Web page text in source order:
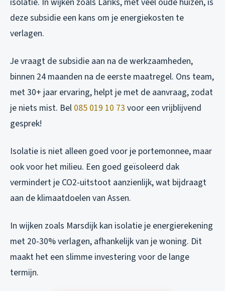
deze subsidie een kans om je energiekosten te
verlagen.
Je vraagt de subsidie aan na de werkzaamheden,
binnen 24 maanden na de eerste maatregel. Ons team,
met 30+ jaar ervaring, helpt je met de aanvraag, zodat
je niets mist. Bel 085 019 10 73 voor een vrijblijvend
gesprek!
Isolatie is niet alleen goed voor je portemonnee, maar
ook voor het milieu. Een goed geïsoleerd dak
vermindert je CO2-uitstoot aanzienlijk, wat bijdraagt
aan de klimaatdoelen van Assen.
In wijken zoals Marsdijk kan isolatie je energierekening
met 20-30% verlagen, afhankelijk van je woning. Dit
maakt het een slimme investering voor de lange
termijn.